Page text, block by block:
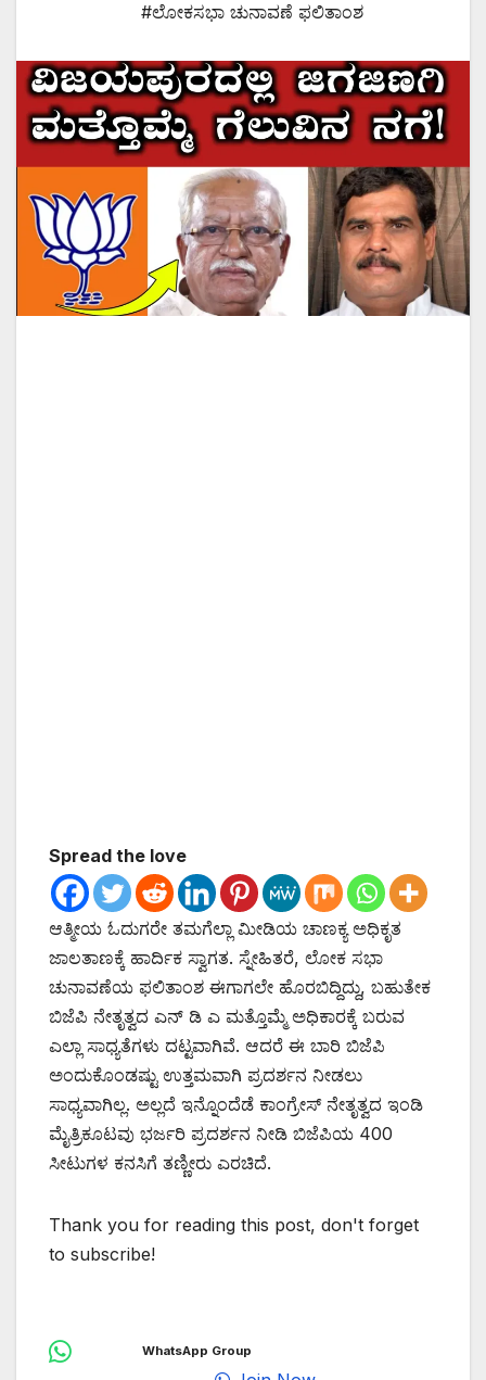
#ಲೋಕಸಭಾ ಚುನಾವಣೆ ಫಲಿತಾಂಶ
Spread the love
ಆತ್ಮೀಯ ಓದುಗರೇ ತಮಗೆಲ್ಲಾ ಮೀಡಿಯ ಚಾಣಕ್ಯ ಅಧಿಕೃತ
ಜಾಲತಾಣಕ್ಕೆ ಹಾರ್ದಿಕ ಸ್ವಾಗತ. ಸ್ನೇಹಿತರೆ, ಲೋಕ ಸಭಾ
ಚುನಾವಣೆಯ ಫಲಿತಾಂಶ ಈಗಾಗಲೇ ಹೊರಬಿದ್ದಿದ್ದು, ಬಹುತೇಕ
ಬಿಜೆಪಿ ನೇತೃತ್ವದ ಎನ್ ಡಿ ಎ ಮತ್ತೊಮ್ಮೆ ಅಧಿಕಾರಕ್ಕೆ ಬರುವ
ಎಲ್ಲಾ ಸಾಧ್ಯತೆಗಳು ದಟ್ಟವಾಗಿವೆ. ಆದರೆ ಈ ಬಾರಿ ಬಿಜೆಪಿ
ಅಂದುಕೊಂಡಷ್ಟು ಉತ್ತಮವಾಗಿ ಪ್ರದರ್ಶನ ನೀಡಲು
ಸಾಧ್ಯವಾಗಿಲ್ಲ. ಅಲ್ಲದೆ ಇನ್ನೊಂದೆಡೆ ಕಾಂಗ್ರೇಸ್ ನೇತೃತ್ವದ ಇಂಡಿ
ಮೈತ್ರಿಕೂಟವು ಭರ್ಜರಿ ಪ್ರದರ್ಶನ ನೀಡಿ ಬಿಜೆಪಿಯ 400
ಸೀಟುಗಳ ಕನಸಿಗೆ ತಣ್ಣೀರು ಎರಚಿದೆ.
Thank you for reading this post, don't forget
to subscribe!
WhatsApp Group